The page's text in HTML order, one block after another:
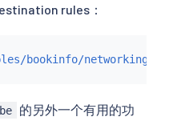
rules：
bookinfo/
的另外一个有用的功